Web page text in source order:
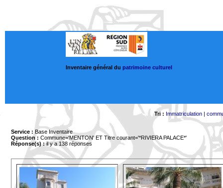
Inventaire général du patrimoine culturel
Tri : Immatriculation|
Service : Base Inventaire
Question : Commune='MENTON' ET Titre courant='*RIVIERA PALACE*'
Réponse(s) :il y a 138 réponses